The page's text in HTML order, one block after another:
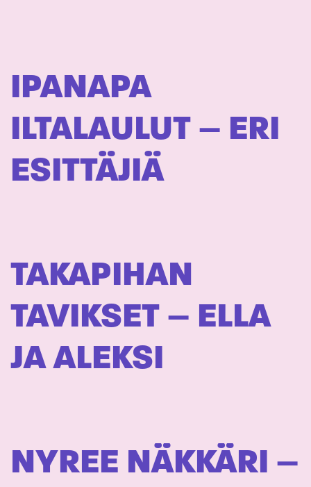
IPANAPA
ILTALAULUT – ERI
ESITTÄJIÄ
TAKAPIHAN
TAVIKSET – ELLA
JA ALEKSI
NYREE NÄKKÄRI –